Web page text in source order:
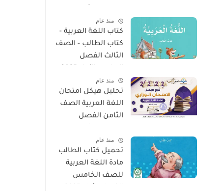
- 2026
منذ عام
كتاب اللغة العربية -
كتاب الطالب - الصف
الثالث الفصل
2026 منهج الإماراتمنذ عام
تحليل هيكل امتحان
اللغة العربية الصف
الثامن الفصل
- 2026
منذ عام
تحميل كتاب الطالب
مادة اللغة العربية
للصف الخامس